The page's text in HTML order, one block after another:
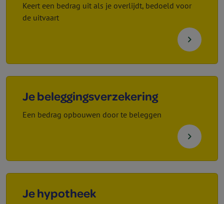
Keert een bedrag uit als je overlijdt, bedoeld voor
de uitvaart
navigate_next
Je beleggings­verzekering
Een bedrag opbouwen door te beleggen
navigate_next
Je hypotheek